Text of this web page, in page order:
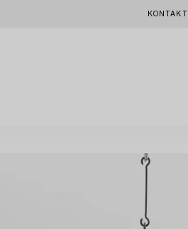
KONTAKT